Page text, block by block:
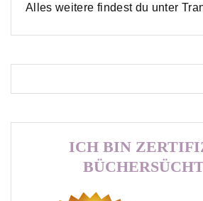
Alles weitere findest du unter
ICH BIN